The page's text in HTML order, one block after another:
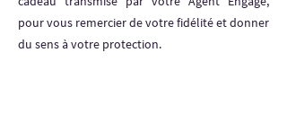
pour vous remercier de votre fidélité et donner
du sens à votre protection.